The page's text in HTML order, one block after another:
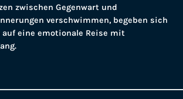
zwischen Gegenwart und
verschwimmen, begeben sich
eine emotionale Reise mit